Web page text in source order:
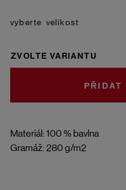
Materiál: 100 % bavlna
Gramáž: 280 g/m2
velikost
ZVOLTE VARIANTU